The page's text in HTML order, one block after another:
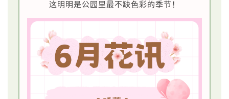
这明明是公园里最不缺色彩的季节！